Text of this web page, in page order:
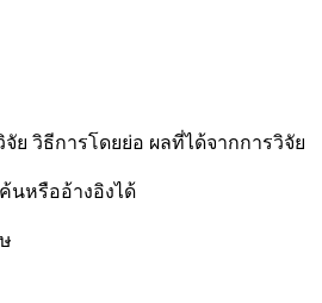
ย วิธีการโดยย่อ ผลที่ได้จากการวิจัย
นหรืออ้างอิงได้